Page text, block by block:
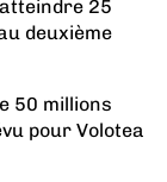
25
deuxième
50 millions
pour Volotea